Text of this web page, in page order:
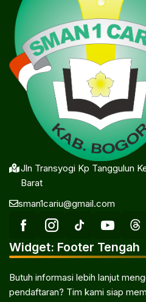
Jln Transyogi Kp Tanggulun
Barat
sman1cariu@gmail.com
Widget: Footer Tengah
Butuh informasi lebih lanjut
pendaftaran? Tim kami siap